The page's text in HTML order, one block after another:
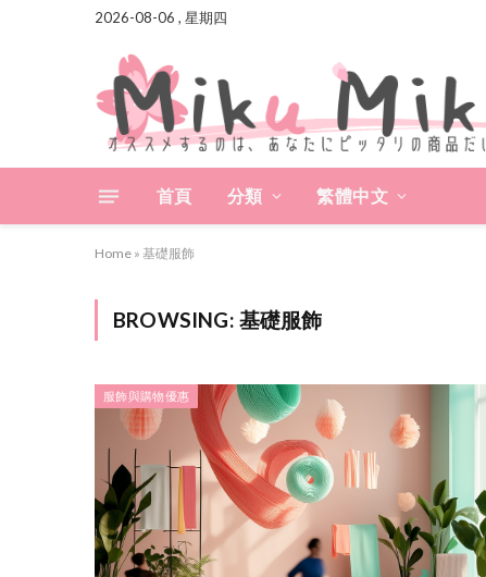
2026-08-06 , 星期四
首頁 分類 繁體中文
Home » 基礎服飾
BROWSING: 基礎服飾
服飾與購物優惠